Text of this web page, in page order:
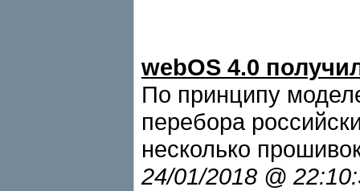
webOS 4.0
По принципу
перебора
несколько
24/01/2018 @